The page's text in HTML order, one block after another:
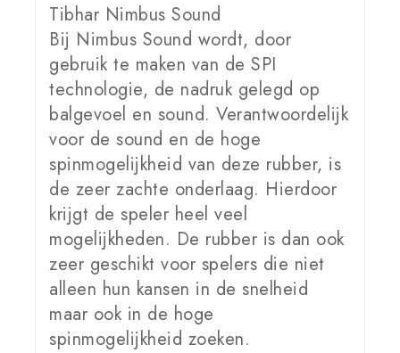
Tibhar Nimbus Sound
Bij Nimbus Sound wordt, door
gebruik te maken van de SPI
technologie, de nadruk gelegd op
balgevoel en sound. Verantwoordelijk
voor de sound en de hoge
spinmogelijkheid van deze rubber, is
de zeer zachte onderlaag. Hierdoor
krijgt de speler heel veel
mogelijkheden. De rubber is dan ook
zeer geschikt voor spelers die niet
alleen hun kansen in de snelheid
maar ook in de hoge
spinmogelijkheid zoeken.